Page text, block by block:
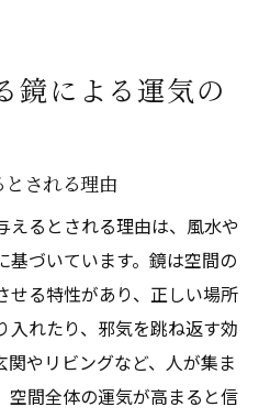
鏡による運気の
される理由
えるとされる理由は、風水や
基づいています。鏡は空間の
せる特性があり、正しい場所
入れたり、邪気を跳ね返す効
やリビングなど、人が集ま
空間全体の運気が高まると信